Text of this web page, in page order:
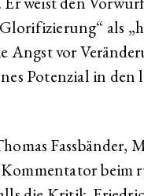
als
Angst vor
Potenzial in
Fassbänder,
beim